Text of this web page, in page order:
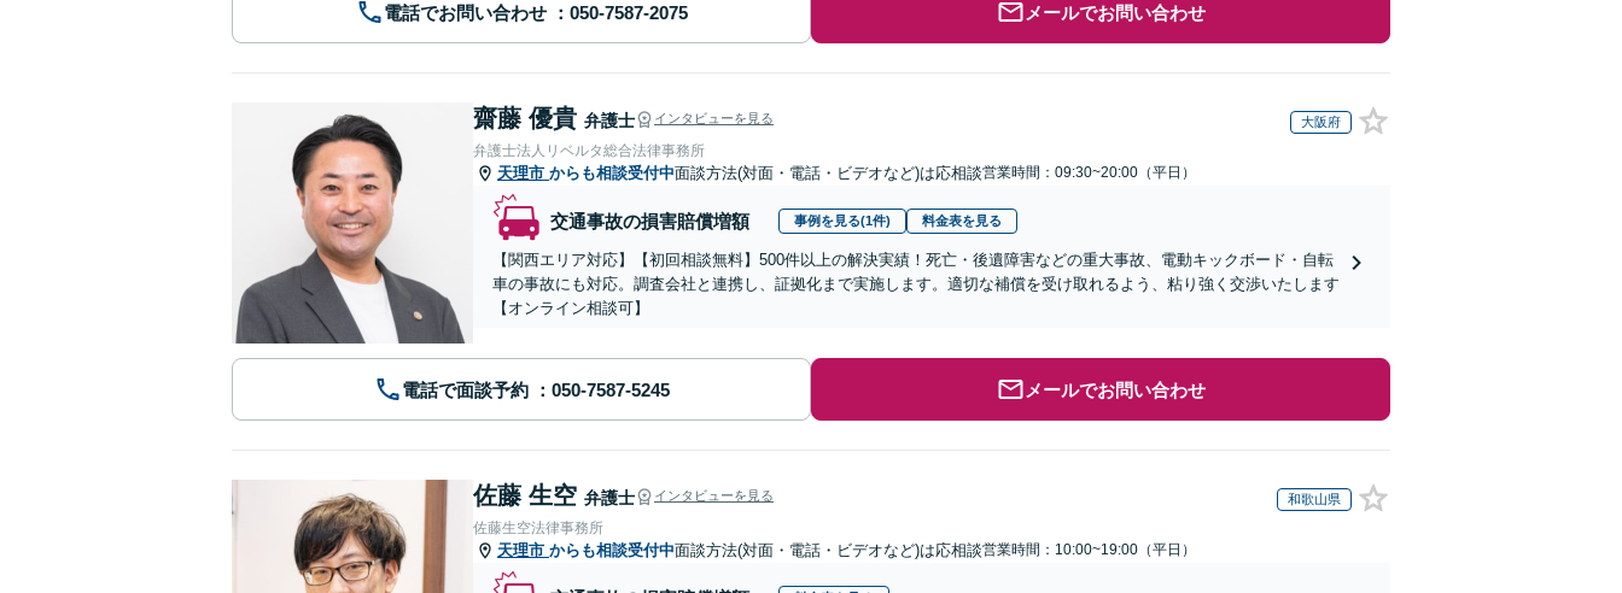
電話でお問い合わせ メールでお問い合わせ
齋藤 優貴 弁護士 インタビューを見る 大阪府
弁護士法人リベルタ総合法律事務所
天理市 からも相談受付中面談方法(対面・電話・ビデオなど)は応相談営業時間：09:30~20:00（平日）
交通事故の損害賠償増額 事例を見る(1件) 料金表を見る
【関西エリア対応】【初回相談無料】500件以上の解決実績！死亡・後遺障害などの重大事故、電動キックボード・自転
車の事故にも対応。調査会社と連携し、証拠化まで実施します。適切な補償を受け取れるよう、粘り強く交渉いたします
【オンライン相談可】
電話で面談予約 メールでお問い合わせ
佐藤 生空 弁護士 インタビューを見る 和歌山県
佐藤生空法律事務所
天理市 からも相談受付中面談方法(対面・電話・ビデオなど)は応相談営業時間：10:00~19:00（平日）